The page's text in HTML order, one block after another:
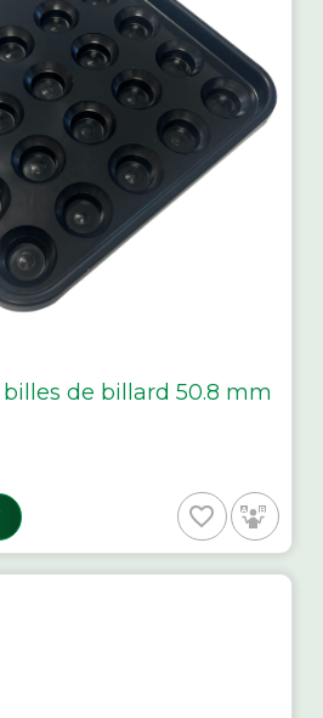
de billard 50.8 mm
favorite_border